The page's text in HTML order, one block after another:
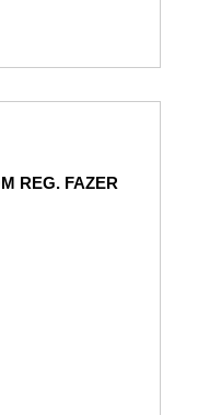
REG. FAZER